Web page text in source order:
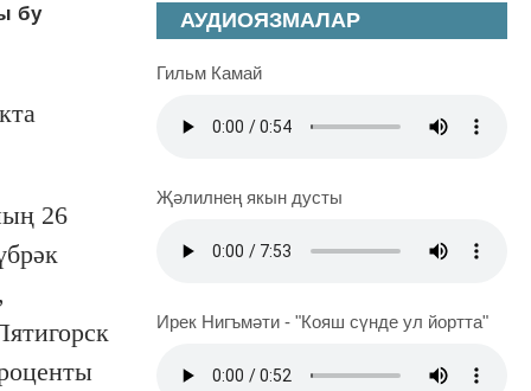
бу
26
АУДИОЯЗМАЛАР
Гильм Камай
Җәлилнең якын дусты
Ирек Нигъмәти - "Кояш сүнде ул йортта"